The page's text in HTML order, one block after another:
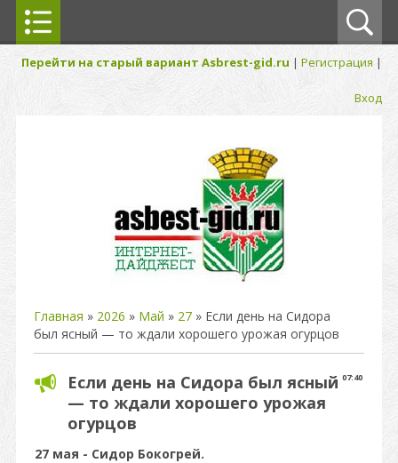
Перейти на старый вариант Asbrest-gid.ru | Регистрация |
Вход
Главная » 2026 » Май » 27 » Если день на Сидора
был ясный — то ждали хорошего урожая огурцов
07:40
Если день на Сидора был ясный
— то ждали хорошего урожая
огурцов
27 мая - Сидор Бокогрей.